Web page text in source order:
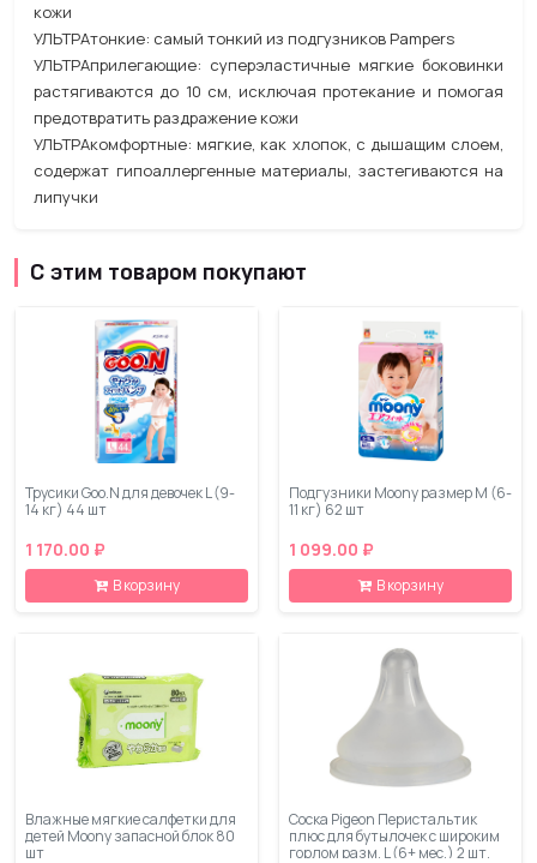
кожи
УЛЬТРАтонкие: самый тонкий из подгузников Pampers
УЛЬТРАприлегающие: суперэластичные мягкие боковинки
растягиваются до 10 см, исключая протекание и помогая
предотвратить раздражение кожи
УЛЬТРАкомфортные: мягкие, как хлопок, с дышащим слоем,
содержат гипоаллергенные материалы, застегиваются на
липучки
С этим товаром покупают
Трусики Goo.N для девочек L (9-
14 кг) 44 шт
1 170.00 ₽
В корзину
Подгузники Moony размер M (6-
11 кг) 62 шт
1 099.00 ₽
В корзину
Влажные мягкие салфетки для
детей Moony запасной блок 80
шт
Соска Pigeon Перистальтик
плюс для бутылочек с широким
горлом разм. L (6+ мес.) 2 шт.